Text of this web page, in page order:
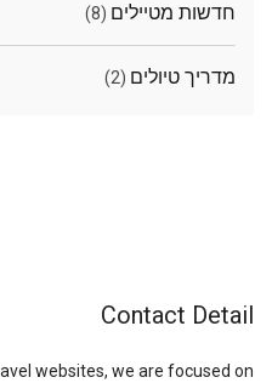
חדשות מטיילים (8)
מדריך טיולים (2)
Contact Detail
websites, we are focused on